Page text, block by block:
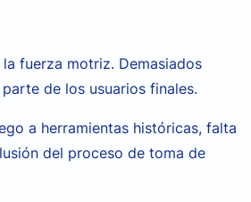
fuerza motriz. Demasiados
de los usuarios finales.
a herramientas históricas, falta
del proceso de toma de